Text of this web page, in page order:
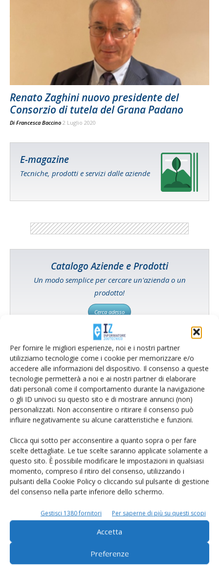
Per fornire le migliori esperienze, noi e i nostri partner
utilizziamo tecnologie come i cookie per memorizzare e/o
accedere alle informazioni del dispositivo. Il consenso a queste
tecnologie permetterà a noi e ai nostri partner di elaborare
dati personali come il comportamento durante la navigazione
o gli ID univoci su questo sito e di mostrare annunci (non)
personalizzati. Non acconsentire o ritirare il consenso può
influire negativamente su alcune caratteristiche e funzioni.
Clicca qui sotto per acconsentire a quanto sopra o per fare
scelte dettagliate. Le tue scelte saranno applicate solamente a
questo sito. È possibile modificare le impostazioni in qualsiasi
momento, compreso il ritiro del consenso, utilizzando i
pulsanti della Cookie Policy o cliccando sul pulsante di gestione
del consenso nella parte inferiore dello schermo.
Gestisci 1380 fornitori Per saperne di più su questi scopi
Accetta
Preferenze
Renato Zaghini nuovo presidente del
Consorzio di tutela del Grana Padano
Di Francesca Baccino 2 Luglio 2020
E-magazine
Tecniche, prodotti e servizi dalle aziende
Catalogo Aziende e Prodotti
Un modo semplice per cercare un'azienda o un
prodotto!
Cerca adesso
L'Esperto risponde
I consigli di Terra e Vita agli agricoltori
Cerca adesso
Rimani aggiornato sul mondo
dell’agricoltura